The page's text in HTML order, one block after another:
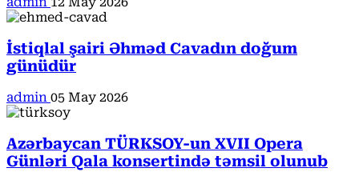
İstiqlal şairi Əhməd Cavadın doğum
günüdür
admin 05 May 2026
Azərbaycan TÜRKSOY-un XVII Opera
Günləri Qala konsertində təmsil olunub